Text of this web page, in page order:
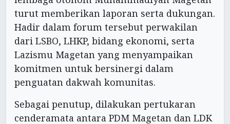
turut memberikan laporan serta dukungan.
Hadir dalam forum tersebut perwakilan
dari LSBO, LHKP, bidang ekonomi, serta
Lazismu Magetan yang menyampaikan
komitmen untuk bersinergi dalam
penguatan dakwah komunitas.
Sebagai penutup, dilakukan pertukaran
cenderamata antara PDM Magetan dan LDK